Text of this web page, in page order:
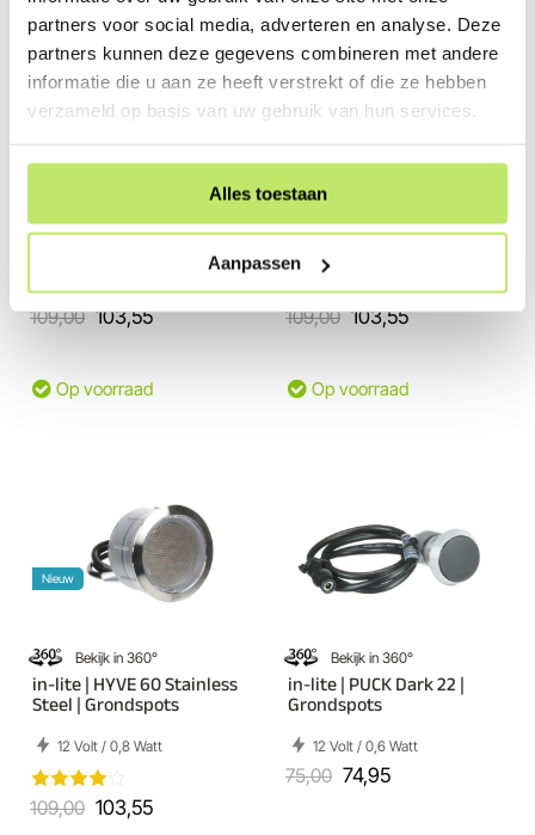
partners voor social media, adverteren en analyse. Deze
partners kunnen deze gegevens combineren met andere
informatie die u aan ze heeft verstrekt of die ze hebben
verzameld op basis van uw gebruik van hun services.
Alles toestaan
Aanpassen
Nieuw
in-lite | HYVE 60 Black |
12 Volt / 0,8 Watt
109,00 103,55
Op voorraad
Nieuw
in-lite | HYVE 60 Pearl
12 Volt / 0,8 Watt
109,00 103,55
Op voorraad
Bekijk in 360°
Nieuw
in-lite | HYVE 60 Stainless
Steel | Grondspots
12 Volt / 0,8 Watt
109,00 103,55
Bekijk in 360°
in-lite | PUCK Dark 22 |
Grondspots
12 Volt / 0,6 Watt
75,00 74,95